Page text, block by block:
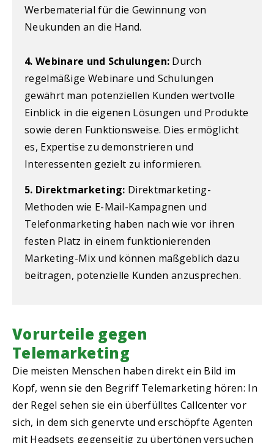
Werbematerial für die Gewinnung von
Neukunden an die Hand.
4. Webinare und Schulungen: Durch
regelmäßige Webinare und Schulungen
gewährt man potenziellen Kunden wertvolle
Einblick in die eigenen Lösungen und Produkte
sowie deren Funktionsweise. Dies ermöglicht
es, Expertise zu demonstrieren und
Interessenten gezielt zu informieren.
5. Direktmarketing: Direktmarketing-
Methoden wie E-Mail-Kampagnen und
Telefonmarketing haben nach wie vor ihren
festen Platz in einem funktionierenden
Marketing-Mix und können maßgeblich dazu
beitragen, potenzielle Kunden anzusprechen.
Vorurteile gegen
Telemarketing
Die meisten Menschen haben direkt ein Bild im
Kopf, wenn sie den Begriff Telemarketing hören: In
der Regel sehen sie ein überfülltes Callcenter vor
sich, in dem sich genervte und erschöpfte Agenten
mit Headsets gegenseitig zu übertönen versuchen